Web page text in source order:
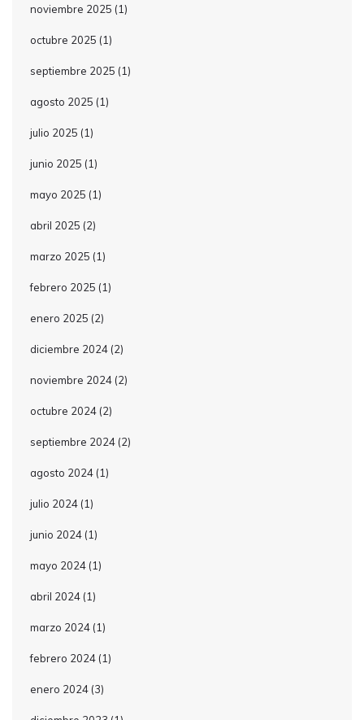
noviembre 2025 (1)
octubre 2025 (1)
septiembre 2025 (1)
agosto 2025 (1)
julio 2025 (1)
junio 2025 (1)
mayo 2025 (1)
abril 2025 (2)
marzo 2025 (1)
febrero 2025 (1)
enero 2025 (2)
diciembre 2024 (2)
noviembre 2024 (2)
octubre 2024 (2)
septiembre 2024 (2)
agosto 2024 (1)
julio 2024 (1)
junio 2024 (1)
mayo 2024 (1)
abril 2024 (1)
marzo 2024 (1)
febrero 2024 (1)
enero 2024 (3)